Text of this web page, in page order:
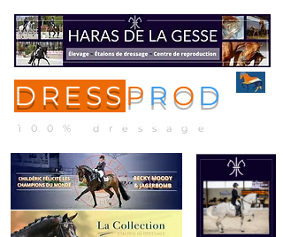
DRESS P R O D
100% dressage